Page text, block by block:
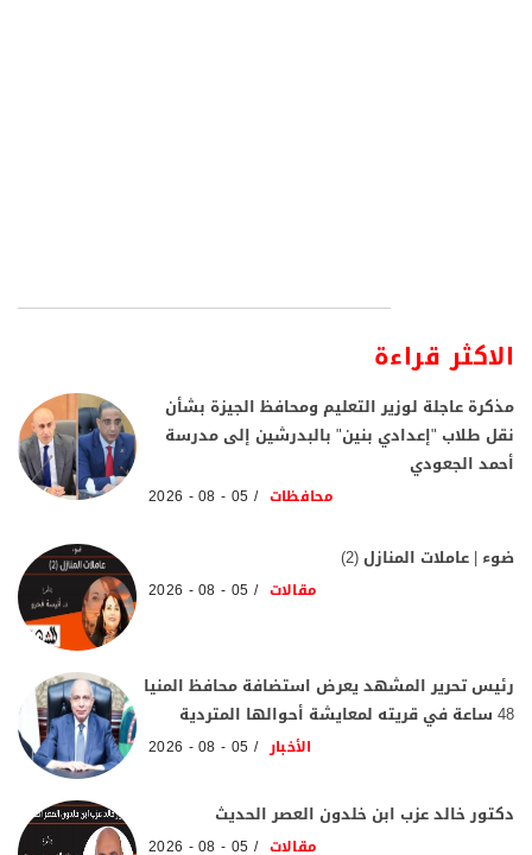
الاكثر قراءة
مذكرة عاجلة لوزير التعليم ومحافظ الجيزة بشأن
نقل طلاب "إعدادي بنين" بالبدرشين إلى مدرسة
أحمد الجعودي
محافظات 05 - 08 - 2026
ضوء | عاملات المنازل (2)
مقالات 05 - 08 - 2026
رئيس تحرير المشهد يعرض استضافة محافظ المنيا
48 ساعة في قريته لمعايشة أحوالها المتردية
الأخبار 05 - 08 - 2026
دكتور خالد عزب ابن خلدون العصر الحديث
مقالات 05 - 08 - 2026